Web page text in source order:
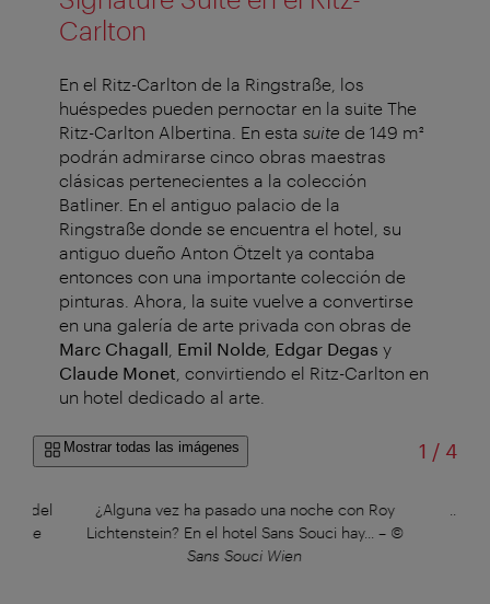
Carlton
En el Ritz-Carlton de la Ringstraße, los
huéspedes pueden pernoctar en la suite The
Ritz-Carlton Albertina. En esta suite de 149 m²
podrán admirarse cinco obras maestras
clásicas pertenecientes a la colección
Batliner. En el antiguo palacio de la
Ringstraße donde se encuentra el hotel, su
antiguo dueño Anton Ötzelt ya contaba
entonces con una importante colección de
pinturas. Ahora, la suite vuelve a convertirse
en una galería de arte privada con obras de
Marc Chagall Emil Nolde Edgar Degas y
Claude Monet , convirtiendo el Ritz-Carlton en
un hotel dedicado al arte.
Mostrar todas las imágenes 1 /de
4
del
Titze
¿Alguna vez ha pasado una noche con Roy
Lichtenstein? En el hotel Sans Souci hay...
– ©
Sans Souci Wien